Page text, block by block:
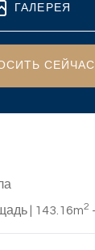
ГАЛЕРЕЯ
СЕЙЧАС
| 143.16m2